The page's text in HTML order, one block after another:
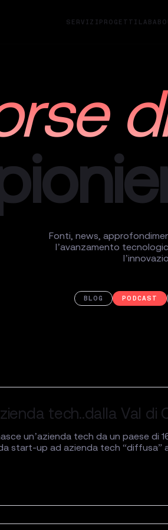
SERVIZI PROGETTI LAB
Fonti, news,
l’avanzamento
BLOG PODCAST
tech..dalla Val di
un’azienda tech da un paese di
start-up ad azienda tech “diffusa”